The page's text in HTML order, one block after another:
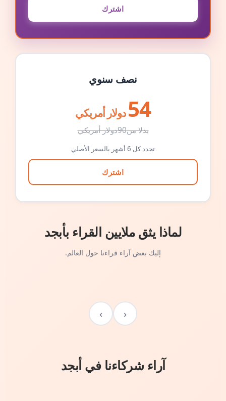
اشترك
نصف سنوي
54 دولار أمريكي
بدلا من90دولار أمريكي
تجدد كل 6 أشهر بالسعر الأصلي
اشترك
لماذا يثق ملايين القراء بأبجد
إليك بعض آراء قراءنا حول العالم.
‹
›
آراء شركاءنا في أبجد